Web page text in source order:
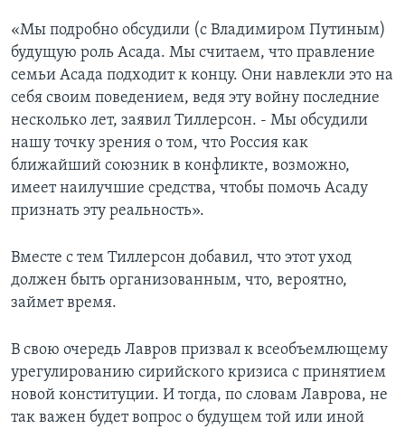
«Мы подробно обсудили (с Владимиром Путиным)
будущую роль Асада. Мы считаем, что правление
семьи Асада подходит к концу. Они навлекли это на
себя своим поведением, ведя эту войну последние
несколько лет, заявил Тиллерсон. - Мы обсудили
нашу точку зрения о том, что Россия как
ближайший союзник в конфликте, возможно,
имеет наилучшие средства, чтобы помочь Асаду
признать эту реальность».
Вместе с тем Тиллерсон добавил, что этот уход
должен быть организованным, что, вероятно,
займет время.
В свою очередь Лавров призвал к всеобъемлющему
урегулированию сирийского кризиса с принятием
новой конституции. И тогда, по словам Лаврова, не
так важен будет вопрос о будущем той или иной